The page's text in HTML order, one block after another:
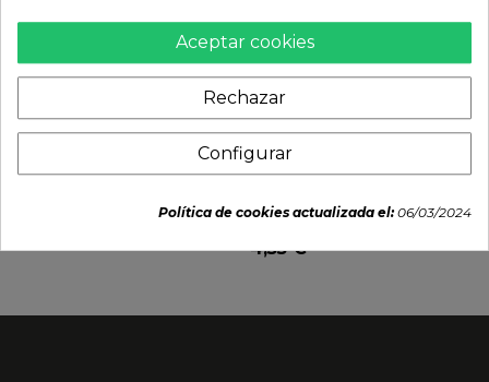
Udon fresco (ITA-SAN)
Fideos udon cup
kimchi (YOUMI) 192g
4,55 €
Aceptar cookies
Rechazar
Configurar
Política de cookies actualizada el:06/03/2024